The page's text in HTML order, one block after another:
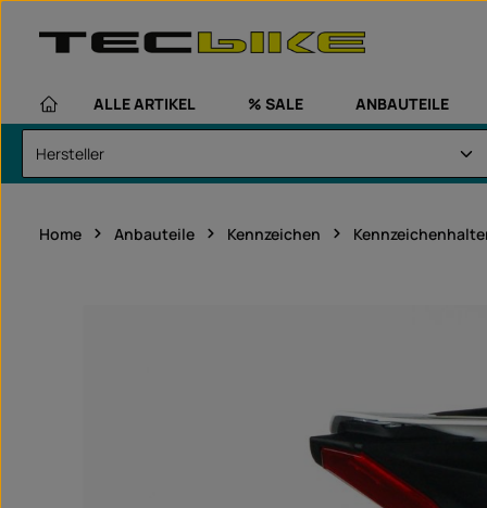
ALLE ARTIKEL % SALE ANBAUTEILE
Home Anbauteile Kennzeichen